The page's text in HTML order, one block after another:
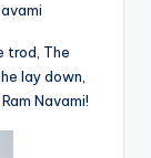
trod, The
lay down,
Navami!